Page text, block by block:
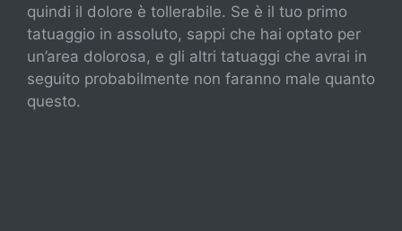
quindi il dolore è tollerabile. Se è il tuo primo
tatuaggio in assoluto, sappi che hai optato per
un’area dolorosa, e gli altri tatuaggi che avrai in
seguito probabilmente non faranno male quanto
questo.